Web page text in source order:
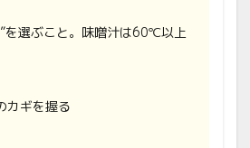
を選ぶこと。味噌汁は60℃以上
カギを握る